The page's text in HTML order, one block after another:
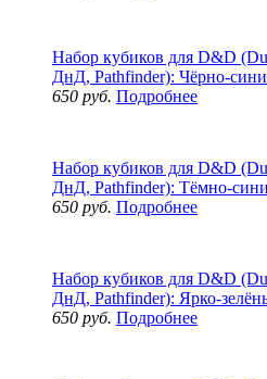
Набор кубиков для D&D
ДнД, Pathfinder): Чёрно-
650 руб. Подробнее
Набор кубиков для D&D
ДнД, Pathfinder): Тёмно-
650 руб. Подробнее
Набор кубиков для D&D
ДнД, Pathfinder): Ярко-
650 руб. Подробнее